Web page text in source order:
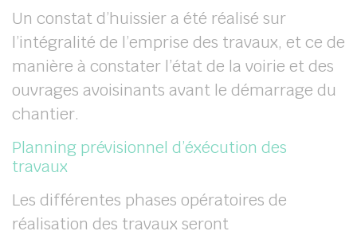
Un constat d’huissier a été réalisé sur
l’intégralité de l’emprise des travaux, et ce de
manière à constater l’état de la voirie et des
ouvrages avoisinants avant le démarrage du
chantier.
Planning prévisionnel d’éxécution des
travaux
Les différentes phases opératoires de
réalisation des travaux seront